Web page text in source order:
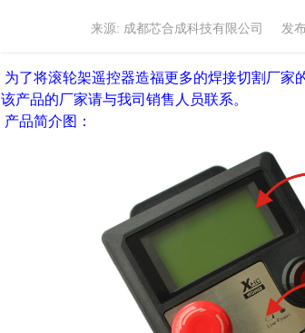
来源: 成都芯合成科技有限公司 发
为了将滚轮架遥控器造福更多的焊接切割厂家
该产品的厂家请与我司销售人员联系。
产品简介图：